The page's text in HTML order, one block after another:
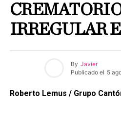
IRREGULAR
By Javier
Publicado el 5
Roberto Lemus / Grupo